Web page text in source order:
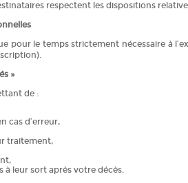
respectent les dispositions
pour le temps strictement nécessaire à
»
de :
cas d’erreur,
traitement,
à leur sort après votre décès.